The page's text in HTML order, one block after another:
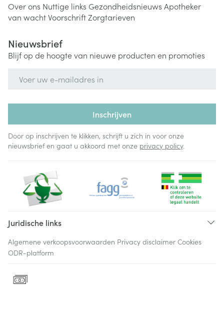
Over ons Nuttige links Gezondheidsnieuws Apotheker
van wachtVoorschriftZorgtarieven
Nieuwsbrief
Blijf op de hoogte van nieuwe producten en promoties
Inschrijven
Door op inschrijven te klikken, schrijft u zich in voor onze
nieuwsbrief en gaat u akkoord met onze privacy policy.
Juridische links
Algemene verkoopsvoorwaarden Privacy disclaimer Cookies
ODR-platform